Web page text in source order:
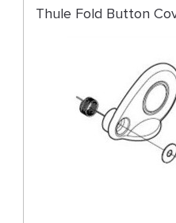
Thule Fold Button